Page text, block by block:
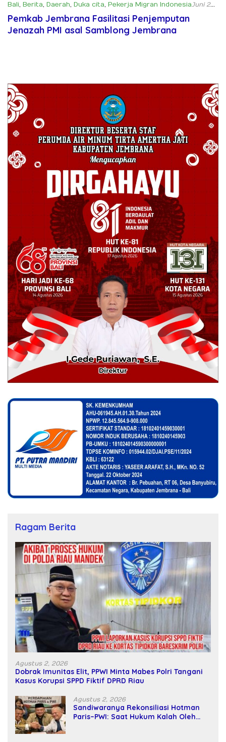
Bali, Berita, Daerah, Duka cita, Pekerja Migran IndonesiaJuni 22,
2025
Pemkab Jembrana Fasilitasi Penjemputan
Jenazah PMI asal Samblong Jembrana
Ragam Berita
Agustus 2, 2026
Dobrak Imunitas Elit, PPWI Minta Mabes Polri Tangani
Kasus Korupsi SPPD Fiktif DPRD Riau
Agustus 2, 2026
Sandiwaranya Rekonsiliasi Hotman
Paris–PWI: Saat Hukum Kalah Oleh